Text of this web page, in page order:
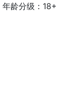
年龄分级：18+